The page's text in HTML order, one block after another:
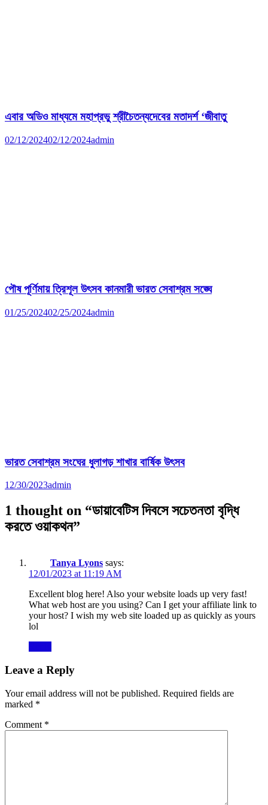
এবার অডিও মাধ্যমে মহাপ্রভু শ্রীচৈতন্যদেবের মতাদর্শ ‘জীবাতু
02/12/202402/12/2024admin
পৌষ পূর্ণিমায় ত্রিশূল উৎসব কানমারী ভারত সেবাশ্রম সঙ্ঘে
01/25/202402/25/2024admin
ভারত সেবাশ্রম সংঘের ধুলাগড় শাখার বার্ষিক উৎসব
12/30/2023admin
1 thought on “ডায়াবেটিস দিবসে সচেতনতা বৃদ্ধি
করতে ওয়াকথন”
Tanya Lyons says:
12/01/2023 at 11:19 AM
Excellent blog here! Also your website loads up very fast!
What web host are you using? Can I get your affiliate link to
your host? I wish my web site loaded up as quickly as yours
lol
Leave a Reply
Your email address will not be published. Required fields are
marked *
Comment *